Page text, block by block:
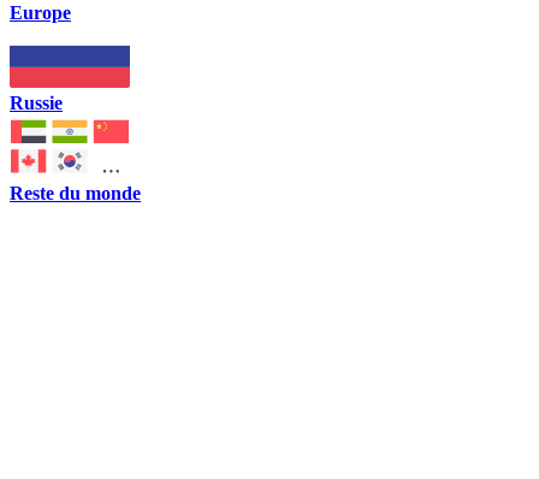
Europe
Russie
Reste du monde